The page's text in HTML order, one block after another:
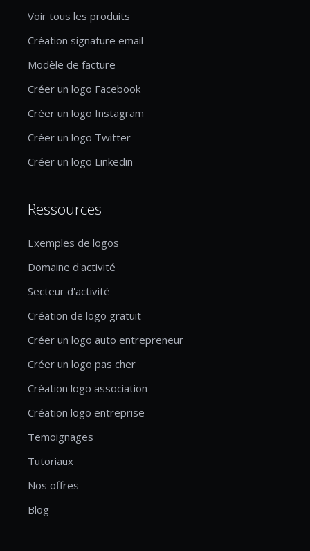
Voir tous les produits
Création signature email
Modèle de facture
Créer un logo Facebook
Créer un logo Instagram
Créer un logo Twitter
Créer un logo Linkedin
Ressources
Exemples de logos
Domaine d'activité
Secteur d'activité
Création de logo gratuit
Créer un logo auto entrepreneur
Créer un logo pas cher
Création logo association
Création logo entreprise
Temoignages
Tutoriaux
Nos offres
Blog